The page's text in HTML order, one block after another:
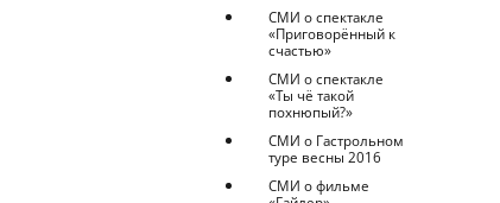
СМИ о спектакле
«Приговорённый к
счастью»
СМИ о спектакле
«Ты чё такой
похнюпый?»
СМИ о Гастрольном
туре весны 2016
СМИ о фильме